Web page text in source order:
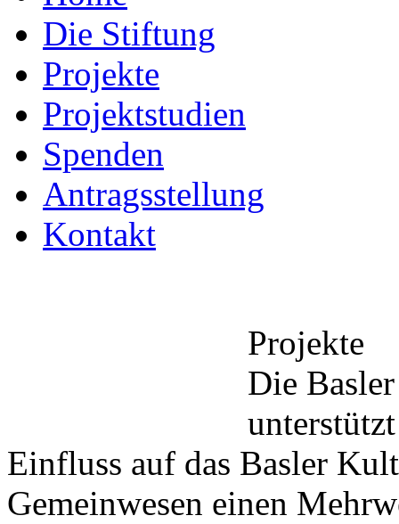
Die Stiftung
Projekte
Projektstudien
Spenden
Antragsstellung
Kontakt
Projekte
Die
Einfluss auf das Basler
Gemeinwesen einen